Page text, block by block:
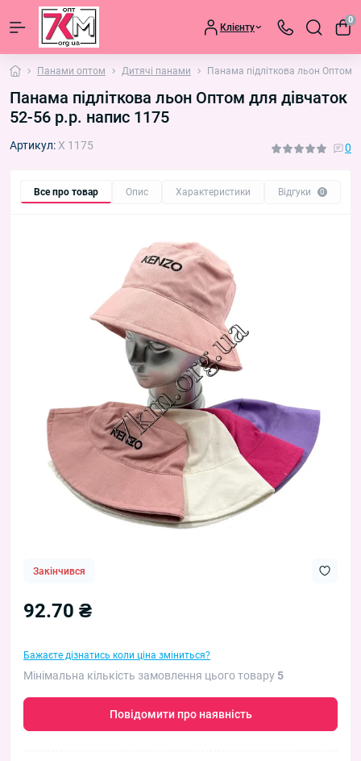
Клієнту
0
Панами оптом Дитячі панами Панама підліткова льон Оптом
Панама підліткова льон Оптом для дівчаток
52-56 р.р. напис 1175
Артикул:X 1175 0
Все про товар Опис Характеристики Відгуки 0
Закінчився
92.70 ₴
Бажаєте дізнатись коли ціна зміниться?
Мінімальна кількість замовлення цього товару 5
Повідомити про наявність